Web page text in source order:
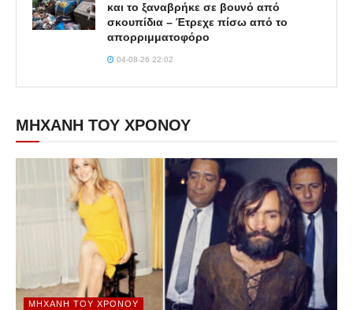
και το ξαναβρήκε σε βουνό από
σκουπίδια – Έτρεχε πίσω από το
απορριμματοφόρο
04-08-26 22:02
ΜΗΧΑΝΗ ΤΟΥ ΧΡΟΝΟΥ
ΜΗΧΑΝΉ ΤΟΥ ΧΡΌΝΟΥ